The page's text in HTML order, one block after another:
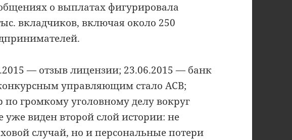
о выплатах фигурировала
вкладчиков, включая около 250
— отзыв лицензии; 23.06.2015 — банк
управляющим стало АСВ;
по громкому уголовному делу вокруг
виден второй слой истории: не
случай, но и персональные потери